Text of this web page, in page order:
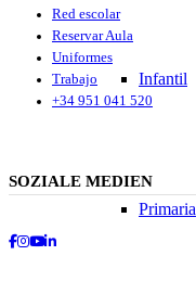
Infantil
Primaria
Red escolar
Reservar Aula
Uniformes
Trabajo
+34 951 041 520
SOZIALE MEDIEN